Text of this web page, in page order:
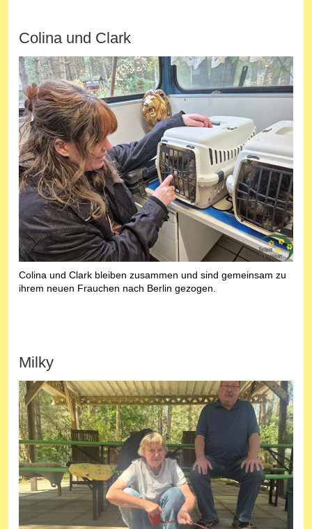
Colina und Clark
Colina und Clark bleiben zusammen und sind gemeinsam zu
ihrem neuen Frauchen nach Berlin gezogen.
Milky